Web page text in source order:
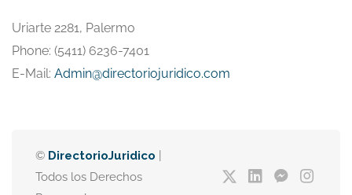
Uriarte 2281, Palermo
Phone: (5411) 6236-7401
E-Mail: Admin@directoriojuridico.com
© DirectorioJuridico
Todos los Derechos